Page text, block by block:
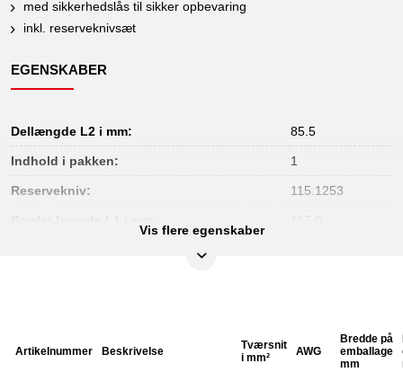
med sikkerhedslås til sikker opbevaring
inkl. reserveknivsæt
EGENSKABER
Dellængde L2 i mm: 85.5
Indhold i pakken: 1
Reservekniv: 115.1253
Vis flere egenskaber
Artikelnummer Beskrivelse
Tværsnit
i mm²
AWG
Bredde på
emballage
mm